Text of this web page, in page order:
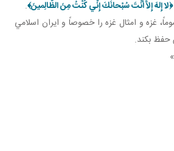
﴿لا إِلهَ إِلاَّ أَنْتَ سُبْحانَكَ إِنِّي كُنْتُ مِنَ الظَّالِمينَ﴾.
غزه و امثال غزه را خصوصاً و ايران اسلامي
حفظ بکند.